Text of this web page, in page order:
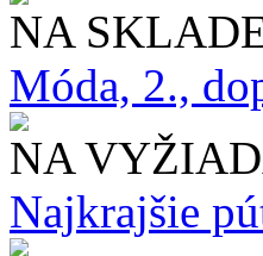
NA
Móda, 2.,
NA
Najkrajšie